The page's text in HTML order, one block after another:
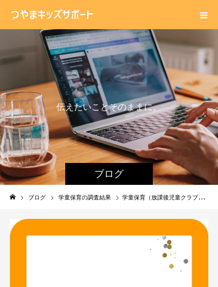
ブログ
伝えたいこ とその ままに。
ブログ 学童保育の調査結果 学童保育（放課後児童クラブ）障害児の受入について。定員なしが多い。